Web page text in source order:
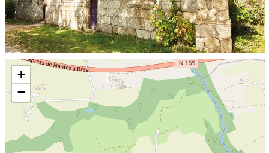
Skip the map and go straight to the information
+
−